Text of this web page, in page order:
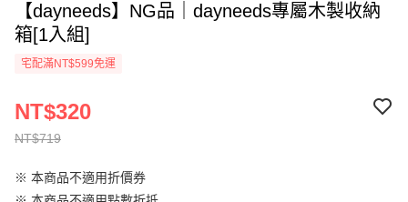
【dayneeds】NG品｜dayneeds專屬木製收納
箱[1入組]
宅配滿NT$599免運
NT$719
NT$320
※ 本商品不適用折價券